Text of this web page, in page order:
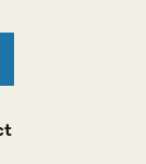
point,